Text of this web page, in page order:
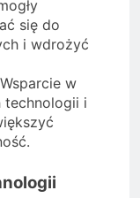
się do
i wdrożyć
Wsparcie w
technologii i